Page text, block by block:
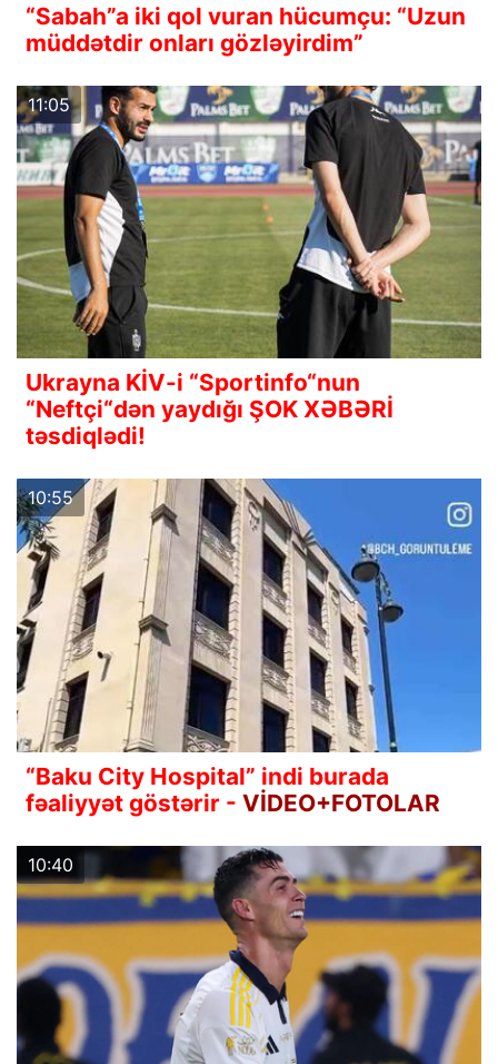
“Sabah”a iki qol vuran hücumçu: “Uzun
müddətdir onları gözləyirdim”
11:05
Ukrayna KİV-i “Sportinfo“nun
“Neftçi“dən yaydığı ŞOK XƏBƏRİ
təsdiqlədi!
10:55
“Baku City Hospital” indi burada
fəaliyyət göstərir - VİDEO+FOTOLAR
10:40